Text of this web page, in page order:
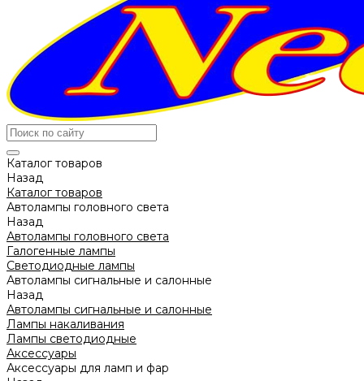
Каталог товаров
Назад
Каталог товаров
Автолампы головного света
Назад
Автолампы головного света
Галогенные лампы
Светодиодные лампы
Автолампы сигнальные и салонные
Назад
Автолампы сигнальные и салонные
Лампы накаливания
Лампы светодиодные
Аксессуары
Аксессуары для ламп и фар